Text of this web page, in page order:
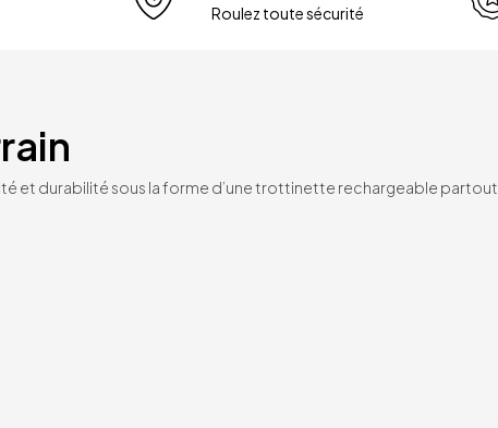
Roulez toute sécurité
et durabilité sous la forme d’une trottinette rechargeable partout.